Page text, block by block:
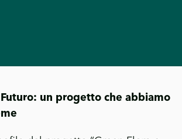
un progetto che abbiamo